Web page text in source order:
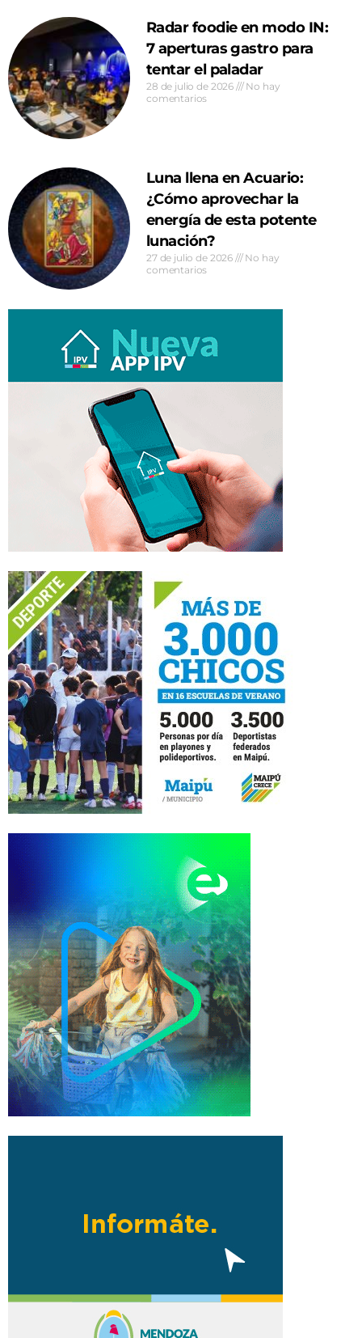
Radar foodie en modo IN:
7 aperturas gastro para
tentar el paladar
28 de julio de 2026
No hay
comentarios
Luna llena en Acuario:
¿Cómo aprovechar la
energía de esta potente
lunación?
27 de julio de 2026
No hay
comentarios